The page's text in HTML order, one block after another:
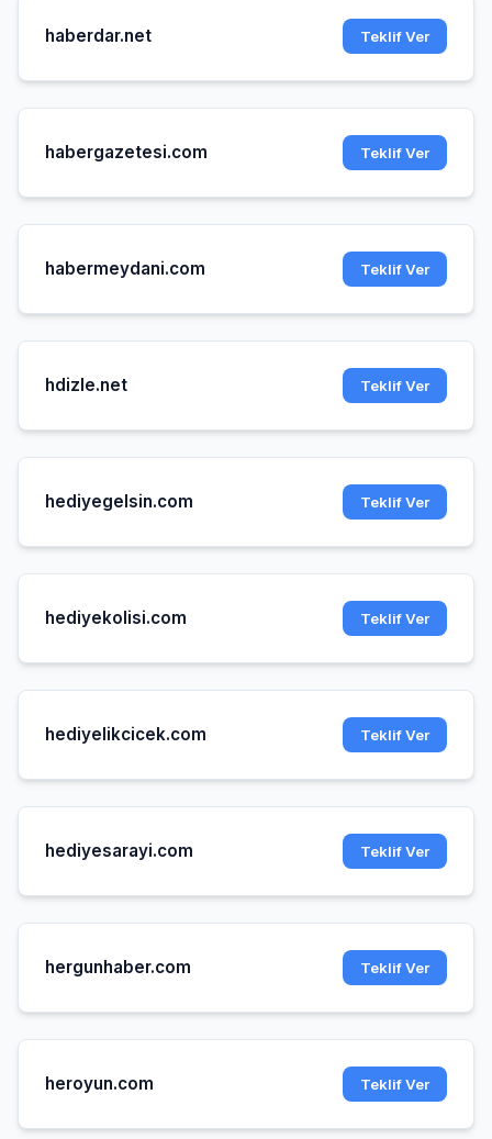
haberdar.net Teklif Ver
habergazetesi.com Teklif Ver
habermeydani.com Teklif Ver
hdizle.net Teklif Ver
hediyegelsin.com Teklif Ver
hediyekolisi.com Teklif Ver
hediyelikcicek.com Teklif Ver
hediyesarayi.com Teklif Ver
hergunhaber.com Teklif Ver
heroyun.com Teklif Ver